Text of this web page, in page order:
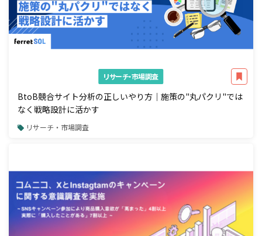
リサーチ・市場調査
BtoB競合サイト分析の正しいやり方｜施策の"丸パクリ"では
なく戦略設計に活かす
リサーチ・市場調査